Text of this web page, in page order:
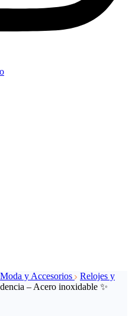
Moda y Accesorios
Relojes y
– Acero inoxidable ✨